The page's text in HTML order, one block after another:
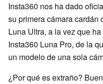
Insta360 nos ha dado
su primera cámara cardán
Luna Ultra, a la vez que
Insta360 Luna Pro, de la
un modelo de una sola
¿Por qué es extraño?